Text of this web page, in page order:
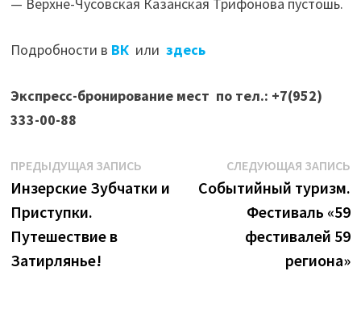
Подробности в ВКили здесь
Экспресс-бронирование мест по тел.: +7(952)
333-00-88
Навигация
по
записям
ПРЕДЫДУЩАЯ ЗАПИСЬПредыдущая
запись:
Инзерские Зубчатки и
Приступки.
Путешествие в
Затирлянье!
СЛЕДУЮЩАЯ ЗАПИСЬ
Событийный туризм.
Фестиваль «59
фестивалей 59
региона»